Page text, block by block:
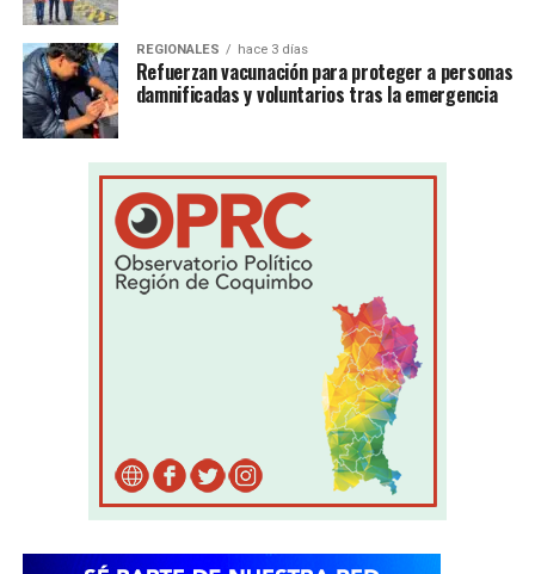
REGIONALES hace 3 días
Refuerzan vacunación para proteger a personas
damnificadas y voluntarios tras la emergencia